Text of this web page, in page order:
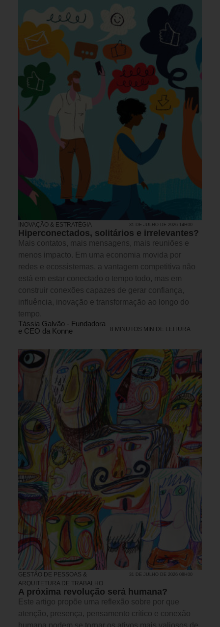
INOVAÇÃO & ESTRATÉGIA 31 DE JULHO DE 2026 14H00
Hiperconectados, solitários e irrelevantes?
Mais contatos, mais mensagens, mais reuniões e
menos impacto. Em uma economia movida por
redes e ecossistemas, a vantagem competitiva não
está em estar conectado o tempo todo, mas em
construir conexões capazes de gerar confiança,
influência, inovação e transformação ao longo do
tempo.
Tássia Galvão - Fundadora
e CEO da Konne
8 MINUTOS MIN DE LEITURA
GESTÃO DE PESSOAS &
ARQUITETURA DE TRABALHO
31 DE JULHO DE 2026 08H00
A próxima revolução será humana?
Este artigo propõe uma reflexão sobre por que
atenção, presença, pensamento crítico e conexão